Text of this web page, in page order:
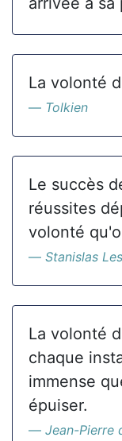
La volonté
Tolkien
Le succès
réussites
volonté
Stanislas
La volonté
chaque
immense
épuiser.
Jean-Pierre